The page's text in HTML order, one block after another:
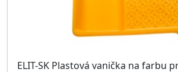
ELIT-SK Plastová vanička na farbu